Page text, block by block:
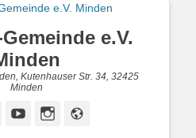
e.V.
Kutenhauser Str. 34, 32425
Minden
YouTubeInstagram